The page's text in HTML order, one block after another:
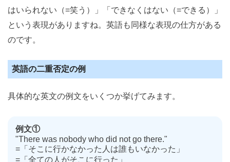
はいられない（=笑う）」「できなくはない（=できる）」
という表現がありますね。英語も同様な表現の仕方がある
のです。
英語の二重否定の例
具体的な英文の例文をいくつか挙げてみます。
例文①
"There was nobody who did not go there."
=「そこに行かなかった人は誰もいなかった」
=「全ての人がそこに行った」